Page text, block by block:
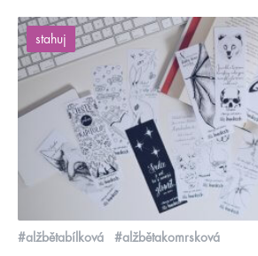
stahuj
#alžbětabílková #alžbětakomrsková